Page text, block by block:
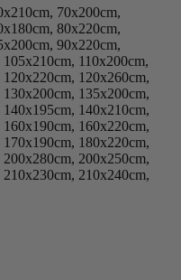
70x200cm,
80x220cm,
90x220cm,
110x200cm,
120x260cm,
135x200cm,
140x210cm,
160x220cm,
180x220cm,
200x250cm,
210x240cm,